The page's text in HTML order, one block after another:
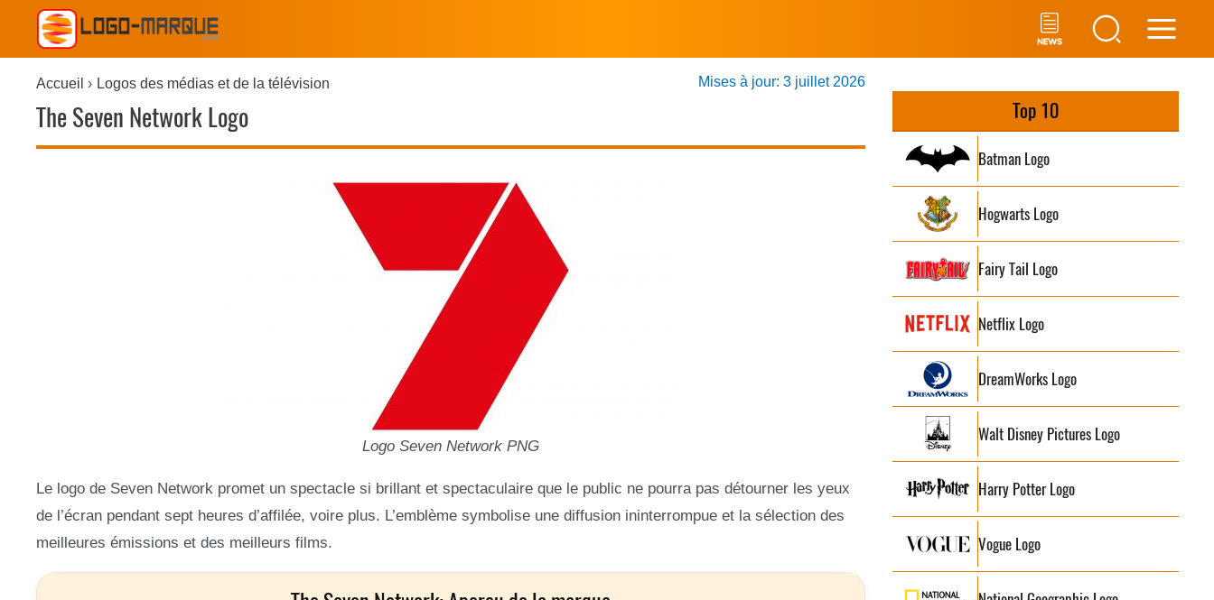
Accueil Logos des médias et de la télévision
The Seven Network Logo
Mises à jour: 3 juillet 2026
Logo Seven Network PNG
Le logo de Seven Network promet un spectacle si brillant et spectaculaire que le public ne pourra pas détourner les yeux
de l’écran pendant sept heures d’affilée, voire plus. L’emblème symbolise une diffusion ininterrompue et la sélection des
meilleures émissions et des meilleurs films.
Top 10
Batman Logo
Hogwarts Logo
Fairy Tail Logo
Netflix Logo
DreamWorks Logo
Walt Disney Pictures Logo
Harry Potter Logo
Vogue Logo